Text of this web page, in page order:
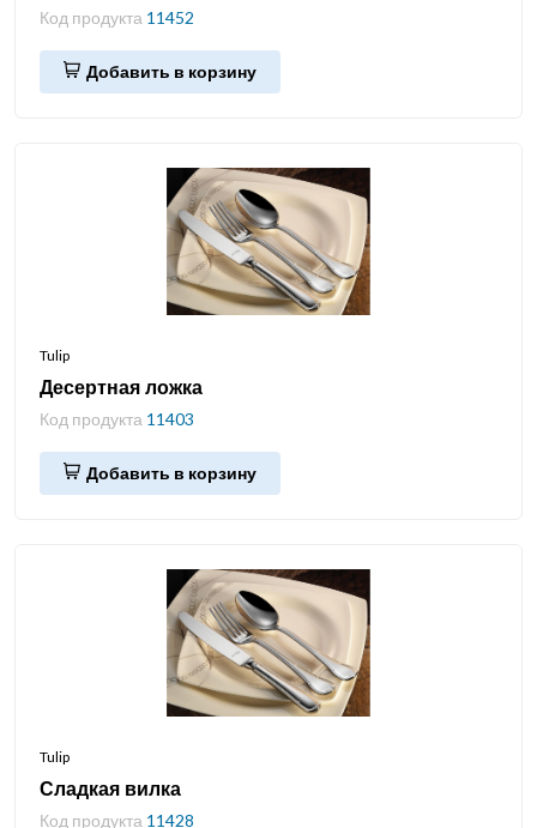
Код продукта 11452
Добавить в корзину
Tulip
Десертная ложка
Код продукта 11403
Добавить в корзину
Tulip
Сладкая вилка
Код продукта 11428